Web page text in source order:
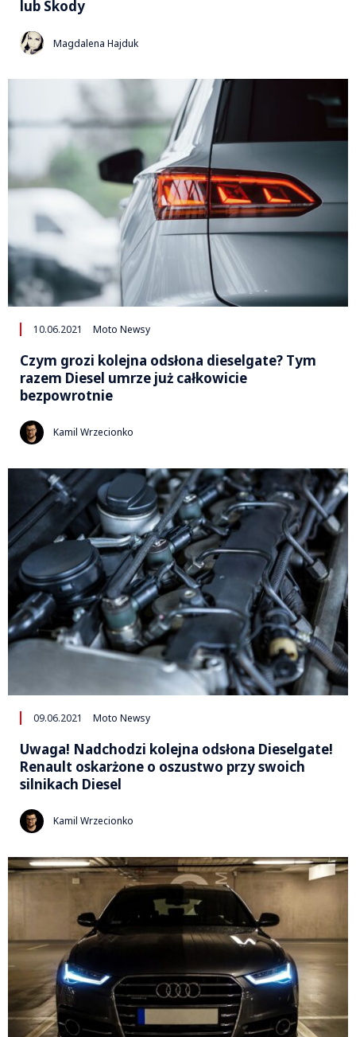
lub Skody
Magdalena Hajduk
10.06.2021 Moto Newsy
Czym grozi kolejna odsłona dieselgate? Tym
razem Diesel umrze już całkowicie
bezpowrotnie
Kamil Wrzecionko
09.06.2021 Moto Newsy
Uwaga! Nadchodzi kolejna odsłona Dieselgate!
Renault oskarżone o oszustwo przy swoich
silnikach Diesel
Kamil Wrzecionko